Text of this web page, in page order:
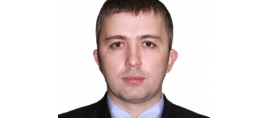
НЕВЫПОЛНЕННЫЕ ОБЕЩАНИЯ
ОБЕЩАНИЯ В ПРОЦЕССЕ
ВСЕ ОБЕЩАНИЯ
АРХИВНЫЕ ОБЕЩАНИЯ